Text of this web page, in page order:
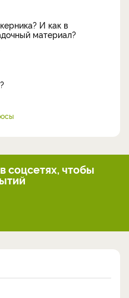
И как в
материал?
в соцсетях, чтобы